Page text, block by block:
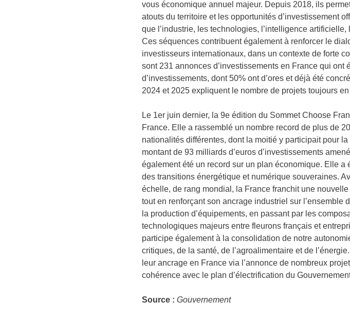
vous économique annuel majeur. Depuis 2018, ils
atouts du territoire et les opportunités d’investissement
que l’industrie, les technologies, l’intelligence
Ces séquences contribuent également à renforcer le
investisseurs internationaux, dans un contexte de forte
sont 231 annonces d’investissements en France qui
d’investissements, dont 50% ont d’ores et déjà été
2024 et 2025 expliquent le nombre de projets toujours
Le 1er juin dernier, la 9e édition du Sommet Choose
France. Elle a rassemblé un nombre record de plus de
nationalités différentes, dont la moitié y participait pour
montant de 93 milliards d’euros d’investissements
également été un record sur un plan économique. Elle a
des transitions énergétique et numérique souveraines.
échelle, de rang mondial, la France franchit une
tout en renforçant son ancrage industriel sur l’ensemble
la production d’équipements, en passant par les
technologiques majeurs entre fleurons français et
participe également à la consolidation de notre
critiques, de la santé, de l’agroalimentaire et de
leur ancrage en France via l’annonce de nombreux
cohérence avec le plan d’électrification du
Source : Gouvernement